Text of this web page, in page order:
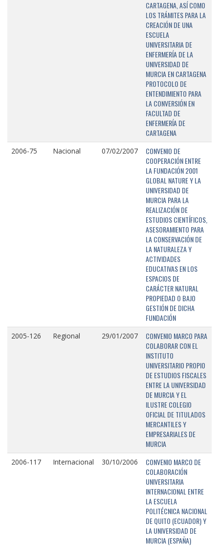
CARTAGENA, ASÍ COMO
LOS TRÁMITES PARA LA
CREACIÓN DE UNA
ESCUELA
UNIVERSITARIA DE
ENFERMERÍA DE LA
UNIVERSIDAD DE
MURCIA EN CARTAGENA
PROTOCOLO DE
ENTENDIMIENTO PARA
LA CONVERSIÓN EN
FACULTAD DE
ENFERMERÍA DE
CARTAGENA
2006-75 Nacional 07/02/2007
CONVENIO DE
COOPERACIÓN ENTRE
LA FUNDACIÓN 2001
GLOBAL NATURE Y LA
UNIVERSIDAD DE
MURCIA PARA LA
REALIZACIÓN DE
ESTUDIOS CIENTÍFICOS,
ASESORAMIENTO PARA
LA CONSERVACIÓN DE
LA NATURALEZA Y
ACTIVIDADES
EDUCATIVAS EN LOS
ESPACIOS DE
CARÁCTER NATURAL
PROPIEDAD O BAJO
GESTIÓN DE DICHA
FUNDACIÓN
2005-126 Regional 29/01/2007
CONVENIO MARCO PARA
COLABORAR CON EL
INSTITUTO
UNIVERSITARIO PROPIO
DE ESTUDIOS FISCALES
ENTRE LA UNIVERSIDAD
DE MURCIA Y EL
ILUSTRE COLEGIO
OFICIAL DE TITULADOS
MERCANTILES Y
EMPRESARIALES DE
MURCIA
2006-117 Internacional 30/10/2006
CONVENIO MARCO DE
COLABORACIÓN
UNIVERSITARIA
INTERNACIONAL ENTRE
LA ESCUELA
POLITÉCNICA NACIONAL
DE QUITO (ECUADOR) Y
LA UNIVERSIDAD DE
MURCIA (ESPAÑA)